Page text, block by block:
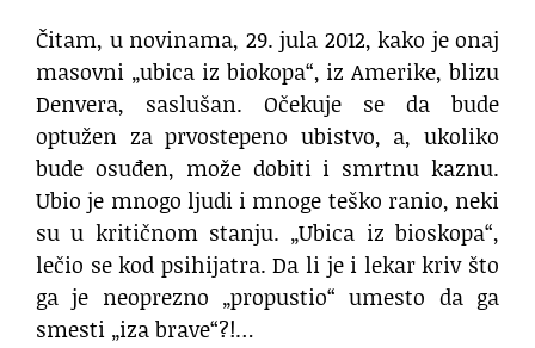
Čitam, u novinama, 29. jula 2012, kako je onaj
masovni „ubica iz biokopa“, iz Amerike, blizu
Denvera, saslušan. Očekuje se da bude
optužen za prvostepeno ubistvo, a, ukoliko
bude osuđen, može dobiti i smrtnu kaznu.
Ubio je mnogo ljudi i mnoge teško ranio, neki
su u kritičnom stanju. „Ubica iz bioskopa“,
lečio se kod psihijatra. Da li je i lekar kriv što
ga je neoprezno „propustio“ umesto da ga
smesti „iza brave“?!…